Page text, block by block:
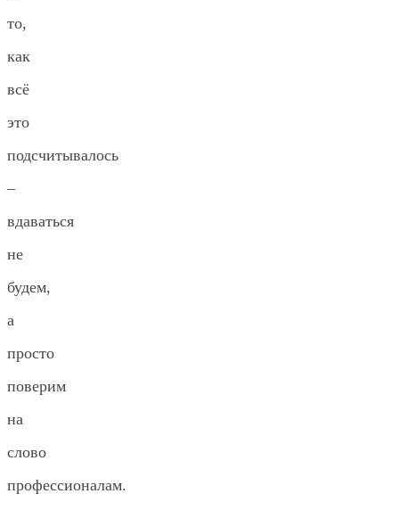
то,
как
всё
это
подсчитывалось
–
вдаваться
не
будем,
а
просто
поверим
на
слово
профессионалам.